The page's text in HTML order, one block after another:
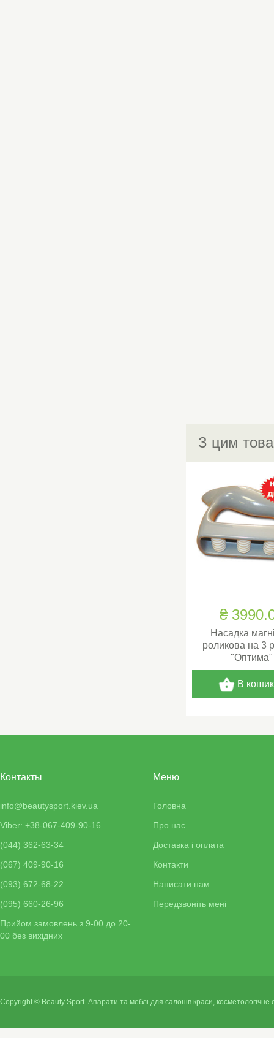
З цим
₴
Насадка
роликова на 3
"Оптима"
В кошик
Контакты
info@beautysport.kiev.ua
Viber: +38-067-409-90-16
(044) 362-63-34
(067) 409-90-16
(093) 672-68-22
(095) 660-26-96
Прийом замовлень з 9-00 до 20-
00 без вихідних
Меню
Головна
Про нас
Доставка і оплата
Контакти
Написати нам
Передзвоніть мені
Copyright © Beauty Sport. Апарати та меблі для салонів краси,